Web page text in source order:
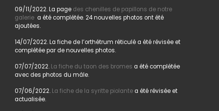
09/11/2022. La page des chenilles de papillons de notre
galerie a été complétée. 24 nouvelles photos ont été
ajoutées.
14/07/2022. La fiche de l’orthétrum réticulé a été révisée et
complétée par de nouvelles photos.
07/07/2022. La fiche du taon des bromes a été complétée
avec des photos du mâle.
07/06/2022. La fiche de la syritte piolantea été révisée et
actualisée.